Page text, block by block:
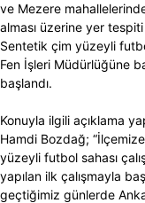
ve Mezere
alması üzerine yer
Sentetik çim yüzeyli
Fen İşleri Müdürlüğüne
başlandı.
Konuyla ilgili açıklama
Hamdi Bozdağ;
yüzeyli futbol sahası
yapılan ilk çalışmayla
geçtiğimiz günlerde